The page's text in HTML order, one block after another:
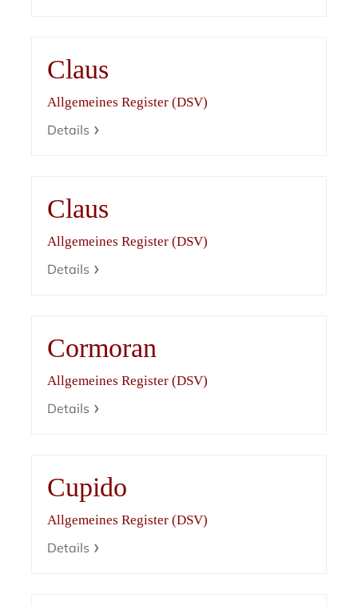
Claus
Allgemeines Register (DSV)
Details
Claus
Allgemeines Register (DSV)
Details
Cormoran
Allgemeines Register (DSV)
Details
Cupido
Allgemeines Register (DSV)
Details